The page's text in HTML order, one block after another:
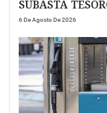
SUBASTA
6 De Agosto De 2026